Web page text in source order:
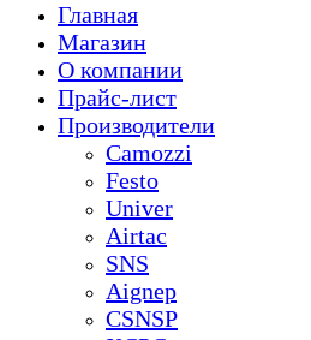
Главная
Магазин
О компании
Прайс-лист
Производители
Camozzi
Festo
Univer
Airtac
SNS
Aignep
CSNSP